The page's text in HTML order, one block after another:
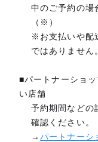
中のご予約の場
（※）
※お支払いや配
ではありません。
■パートナーショ
い店舗
予約期間などの
確認ください。
→パートナーシ